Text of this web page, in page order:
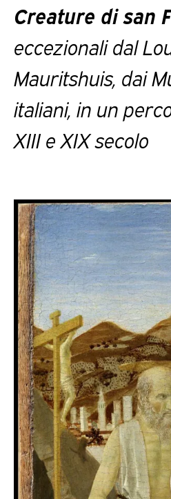
Creature di san
eccezionali dal
Mauritshuis, dai
italiani, in un
XIII e XIX secolo